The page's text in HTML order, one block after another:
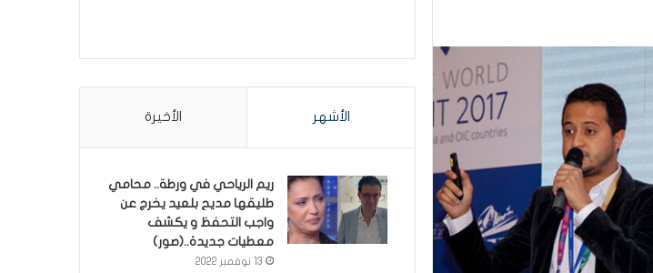
الأشهر الأخيرة
ريم الرياحي في ورطة.. محامي
طليقها مديح بلعيد يخرج عن
واجب التحفظ و يكشف
معطيات جديدة..(صور)
13 نوفمبر 2022